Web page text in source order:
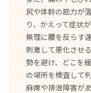
尻や体幹の筋力が
り、かえって症状
無理に腰を反らす
刺激して悪化させ
勢を避け、どこを
の場所を検査して
麻痺や排泄障害が